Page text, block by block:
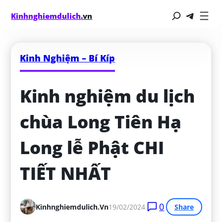
Kinhnghiemdulich.vn
Kinh Nghiệm – Bí Kíp
Kinh nghiệm du lịch
chùa Long Tiên Hạ
Long lễ Phật CHI
TIẾT NHẤT
Kinhnghiemdulich.vn19/02/2024 0 Share